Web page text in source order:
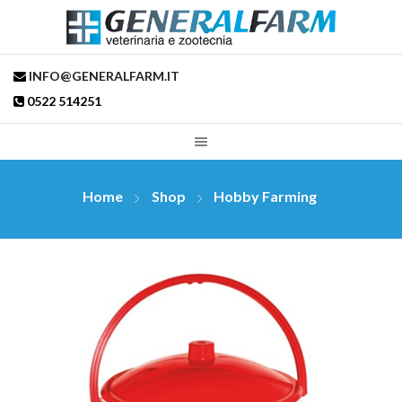
INFO@GENERALFARM.IT
0522 514251
Home Shop Hobby Farming